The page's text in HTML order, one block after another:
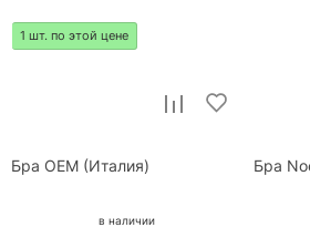
1 шт. по этой цене
Бра OEM (Италия)
в наличии
Бра